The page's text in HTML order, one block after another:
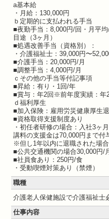
a基本給
・月給：130,000円
ｂ定期的に支払われる手当
■夜勤手当：8,000円/回・月平
目途（3ヶ月）
■処遇改善手当（資格別）：
・介護福祉士：39,000円〜
■介護手当：20,000円/月
■調整手当：4,000円/月
ｃその他の手当等付記事項
■昇給：有り・1回/年
■賞与：年2回※前年度実績：年
ｄ福利厚生
■加入保険：雇用労災健康厚生
■資格取得支援制度あり
・初任者研修の場合：入社3ヶ
講料の支援金は70,000円まで付
※但し1年以内に退職された場
■公共交通機関の場合30,000円/
■社員食あり：250円/食
・受動喫煙対策あり（禁煙）
職種
介護老人保健施設で介護福祉士
仕事内容